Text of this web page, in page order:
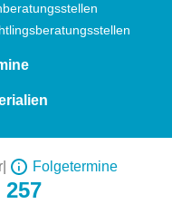
Folgetermine